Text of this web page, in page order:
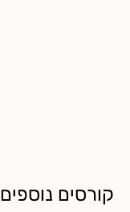
קורסים נוספים